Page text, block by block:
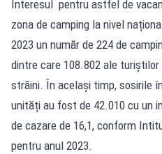
Interesul pentru astfel de
zona de camping la nivel
2023 un număr de 224 de
dintre care 108.802 ale
străini. În același timp, sosirile
unități au fost de 42.010 cu un
de cazare de 16,1, conform
pentru anul 2023.